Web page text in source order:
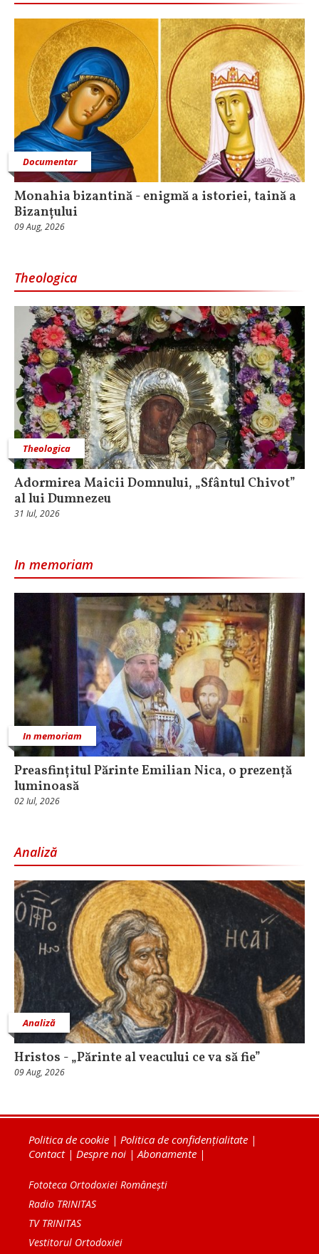
Documentar
Monahia bizantină - enigmă a istoriei, taină a
Bizanțului
09 Aug, 2026
Theologica
Theologica
Adormirea Maicii Domnului, „Sfântul Chivot”
al lui Dumnezeu
31 Iul, 2026
In memoriam
In memoriam
Preasfințitul Părinte Emilian Nica, o prezență
luminoasă
02 Iul, 2026
Analiză
Analiză
Hristos - „Părinte al veacului ce va să fie”
09 Aug, 2026
Politica de cookie | Politica de confidențialitate |
Contact| Despre noi |Abonamente |
Fototeca Ortodoxiei Românești
Radio TRINITAS
TV TRINITAS
Vestitorul Ortodoxiei